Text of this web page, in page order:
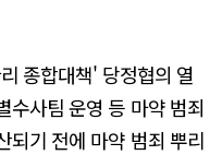
종합대책' 당정협의 열
수사팀 운영 등 마약 범죄
되기 전에 마약 범죄 뿌리